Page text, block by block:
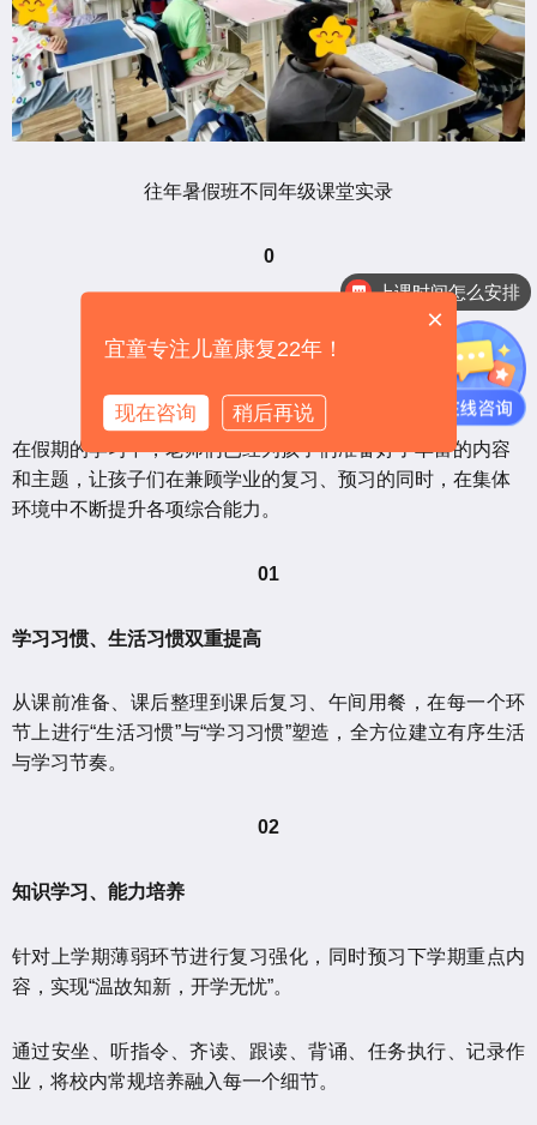
往年暑假班不同年级课堂实录
0
在假期的学习中，老师们已经为孩子们准备好了丰富的内容
和主题，让孩子们在兼顾学业的复习、预习的同时，在集体
环境中不断提升各项综合能力。
01
学习习惯、生活习惯双重提高
从课前准备、课后整理到课后复习、午间用餐，在每一个环
节上进行“生活习惯”与“学习习惯”塑造，全方位建立有序生活
与学习节奏。
02
知识学习、能力培养
针对上学期薄弱环节进行复习强化，同时预习下学期重点内
容，实现“温故知新，开学无忧”。
通过安坐、听指令、齐读、跟读、背诵、任务执行、记录作
业，将校内常规培养融入每一个细节。
上课时间怎么安排
×
宜童专注儿童康复22年！
现在咨询 稍后再说